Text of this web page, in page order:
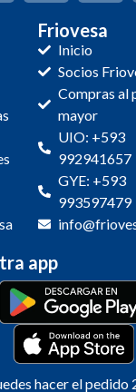
Friovesa
Inicio
Socios
Compras al
mayor
UIO: +593
992941657
GYE: +593
993597479
app
hacer el pedido